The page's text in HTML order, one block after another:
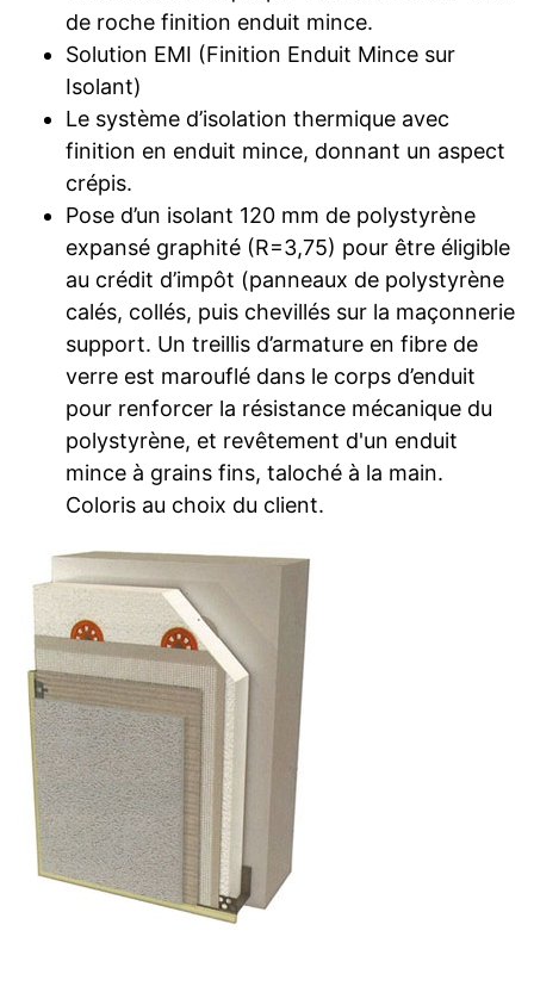
de roche finition enduit mince.
Solution EMI (Finition Enduit Mince sur
Isolant)
Le système d’isolation thermique avec
finition en enduit mince, donnant un aspect
crépis.
Pose d’un isolant 120 mm de polystyrène
expansé graphité (R=3,75) pour être éligible
au crédit d’impôt (panneaux de polystyrène
calés, collés, puis chevillés sur la maçonnerie
support. Un treillis d’armature en fibre de
verre est marouflé dans le corps d’enduit
pour renforcer la résistance mécanique du
polystyrène, et revêtement d'un enduit
mince à grains fins, taloché à la main.
Coloris au choix du client.